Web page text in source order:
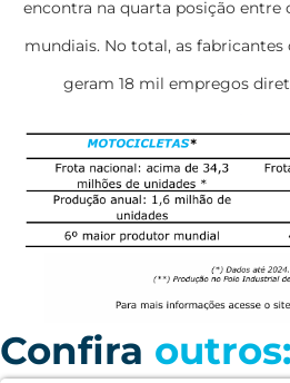
encontra na quarta posição entre
mundiais. No total, as fabricantes
geram 18 mil empregos
Confira outros: